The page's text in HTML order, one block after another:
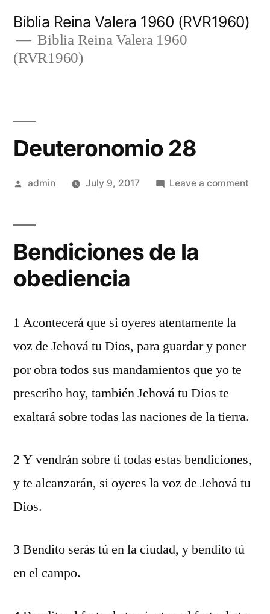
content
Biblia Reina Valera 1960 (RVR1960)
Biblia Reina Valera 1960
(RVR1960)
Deuteronomio 28
Posted
admin July 9, 2017 Leave a comment
Bendiciones de la
obediencia
1 Acontecerá que si oyeres atentamente la
voz de Jehová tu Dios, para guardar y poner
por obra todos sus mandamientos que yo te
prescribo hoy, también Jehová tu Dios te
exaltará sobre todas las naciones de la tierra.
2 Y vendrán sobre ti todas estas bendiciones,
y te alcanzarán, si oyeres la voz de Jehová tu
Dios.
3 Bendito serás tú en la ciudad, y bendito tú
en el campo.